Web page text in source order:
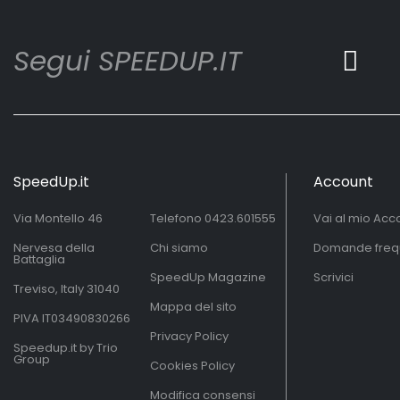
Segui SPEEDUP.IT
SpeedUp.it
Via Montello 46
Nervesa della
Battaglia
Treviso, Italy 31040
PIVA IT03490830266
Speedup.it by Trio
Group
Telefono 0423.601555
Chi siamo
SpeedUp Magazine
Mappa del sito
Privacy Policy
Cookies Policy
Modifica consensi
Account
Vai al mio
Domande
Scrivici